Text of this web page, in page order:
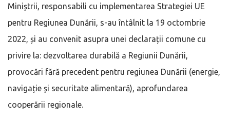
Miniștrii, responsabili cu implementarea Strategiei UE
pentru Regiunea Dunării, s-au întâlnit la 19 octombrie
2022, și au convenit asupra unei declarații comune cu
privire la: dezvoltarea durabilă a Regiunii Dunării,
provocări fără precedent pentru regiunea Dunării (energie,
navigație și securitate alimentară), aprofundarea
cooperării regionale.